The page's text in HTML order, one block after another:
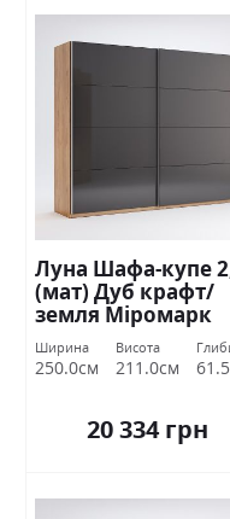
Луна Шафа-купе
(мат) Дуб крафт/
земля Міромарк
Ширина
250.0см
Висота
211.0см
20 334 грн